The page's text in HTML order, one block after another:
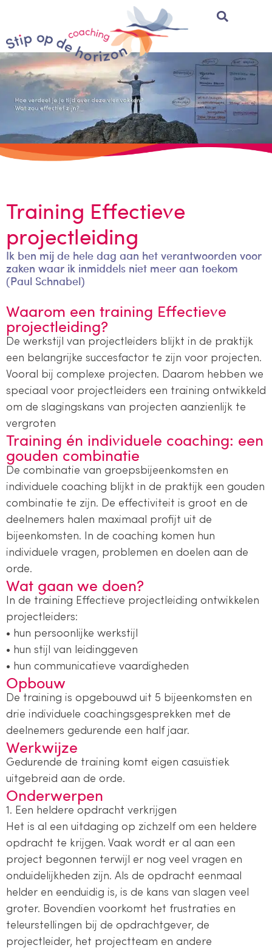
Training Effectieve
projectleiding
Ik ben mij de hele dag aan het verantwoorden voor
zaken waar ik inmiddels niet meer aan toekom
(Paul Schnabel)
Waarom een training Effectieve
projectleiding?
De werkstijl van projectleiders blijkt in de praktijk
een belangrijke succesfactor te zijn voor projecten.
Vooral bij complexe projecten. Daarom hebben we
speciaal voor projectleiders een training ontwikkeld
om de slagingskans van projecten aanzienlijk te
vergroten
Training én individuele coaching: een
gouden combinatie
De combinatie van groepsbijeenkomsten en
individuele coaching blijkt in de praktijk een gouden
combinatie te zijn. De effectiviteit is groot en de
deelnemers halen maximaal profijt uit de
bijeenkomsten. In de coaching komen hun
individuele vragen, problemen en doelen aan de
orde.
Wat gaan we doen?
In de training Effectieve projectleiding ontwikkelen
projectleiders:
• hun persoonlijke werkstijl
• hun stijl van leidinggeven
• hun communicatieve vaardigheden
Opbouw
De training is opgebouwd uit 5 bijeenkomsten en
drie individuele coachingsgesprekken met de
deelnemers gedurende een half jaar.
Werkwijze
Gedurende de training komt eigen casuïstiek
uitgebreid aan de orde.
Onderwerpen
1. Een heldere opdracht verkrijgen
Het is al een uitdaging op zichzelf om een heldere
opdracht te krijgen. Vaak wordt er al aan een
project begonnen terwijl er nog veel vragen en
onduidelijkheden zijn. Als de opdracht eenmaal
helder en eenduidig is, is de kans van slagen veel
groter. Bovendien voorkomt het frustraties en
teleurstellingen bij de opdrachtgever, de
projectleider, het projectteam en andere